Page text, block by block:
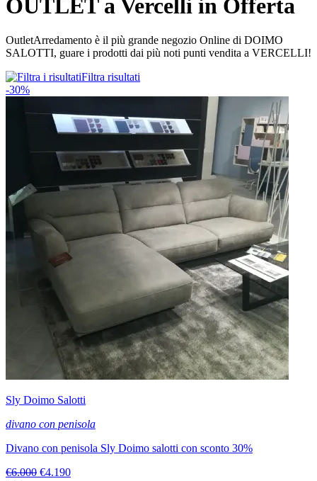
OUTLET a Vercelli in Offerta
OutletArredamento è il più grande negozio Online di DOIMO
SALOTTI, guare i prodotti dai più noti punti vendita a VERCELLI!
Filtra risultati
-30%
Sly Doimo Salotti
divano con penisola
Divano con penisola Sly Doimo salotti con sconto 30%
€6.000 €4.190